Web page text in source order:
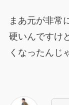
まあ元が非常
硬いんですけ
くなったんじ